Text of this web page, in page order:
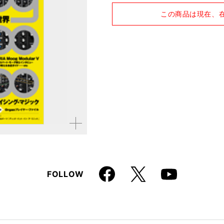
拡大す
雑誌この商品は現在、
FOLLOWFaceboo
k
X Youtube